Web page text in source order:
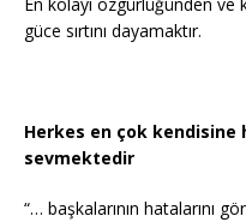
güce sırtını dayamaktır.
Herkes en çok kendisine
sevmektedir
“… başkalarının hatalarını